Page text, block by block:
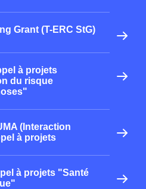
Grant (T-ERC StG)
à projets
du risque
(Interaction
à projets
à projets "Santé